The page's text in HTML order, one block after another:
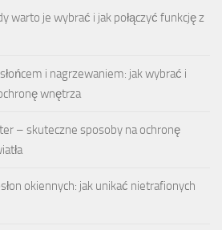
warto je wybrać i jak połączyć funkcję z
i nagrzewaniem: jak wybrać i
wnętrza
– skuteczne sposoby na ochronę
okiennych: jak unikać nietrafionych